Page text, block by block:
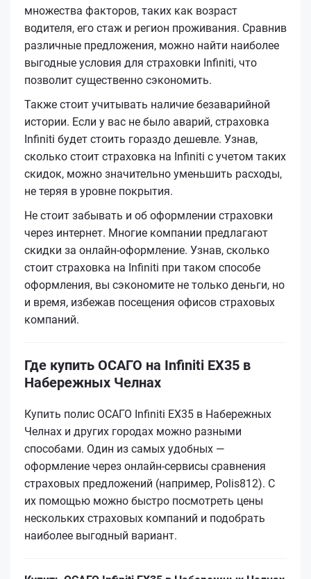
множества факторов, таких как возраст
водителя, его стаж и регион проживания. Сравнив
различные предложения, можно найти наиболее
выгодные условия для страховки Infiniti, что
позволит существенно сэкономить.
Также стоит учитывать наличие безаварийной
истории. Если у вас не было аварий, страховка
Infiniti будет стоить гораздо дешевле. Узнав,
сколько стоит страховка на Infiniti с учетом таких
скидок, можно значительно уменьшить расходы,
не теряя в уровне покрытия.
Не стоит забывать и об оформлении страховки
через интернет. Многие компании предлагают
скидки за онлайн-оформление. Узнав, сколько
стоит страховка на Infiniti при таком способе
оформления, вы сэкономите не только деньги, но
и время, избежав посещения офисов страховых
компаний.
Где купить ОСАГО на Infiniti EX35 в
Набережных Челнах
Купить полис ОСАГО Infiniti EX35 в Набережных
Челнах и других городах можно разными
способами. Один из самых удобных —
оформление через онлайн-сервисы сравнения
страховых предложений (например, Polis812). С
их помощью можно быстро посмотреть цены
нескольких страховых компаний и подобрать
наиболее выгодный вариант.